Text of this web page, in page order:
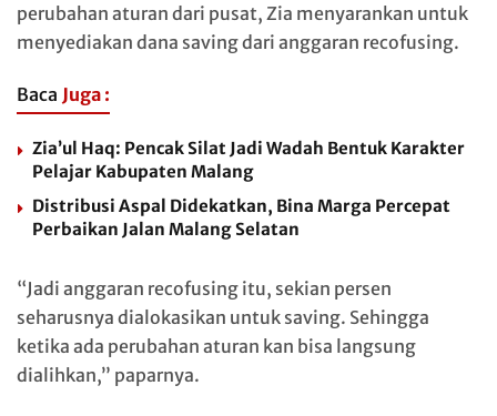
perubahan aturan dari pusat, Zia menyarankan untuk
menyediakan dana saving dari anggaran recofusing.
Baca Juga :
Zia’ul Haq: Pencak Silat Jadi Wadah Bentuk Karakter
Pelajar Kabupaten Malang
Distribusi Aspal Didekatkan, Bina Marga Percepat
Perbaikan Jalan Malang Selatan
“Jadi anggaran recofusing itu, sekian persen
seharusnya dialokasikan untuk saving. Sehingga
ketika ada perubahan aturan kan bisa langsung
dialihkan,” paparnya.